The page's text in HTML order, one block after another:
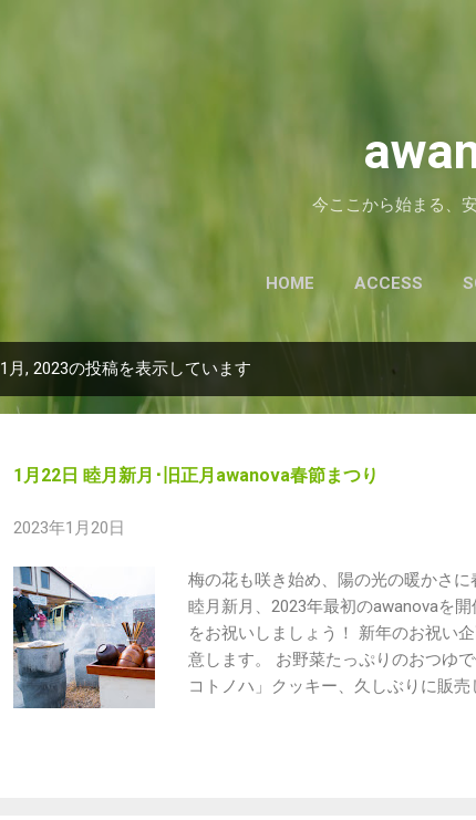
今ここから始まる、
HOME ACCESS
1月, 2023の投稿を表示しています
1月22日 睦月新月･旧正月awanova春節まつり
2023年1月20日
梅の花も咲き始め、陽の光の暖かさ
睦月新月、2023年最初のawanovaを
をお祝いしましょう！ 新年のお祝い
意します。 お野菜たっぷりのおつゆ
コトノハ」クッキー、久しぶりに販